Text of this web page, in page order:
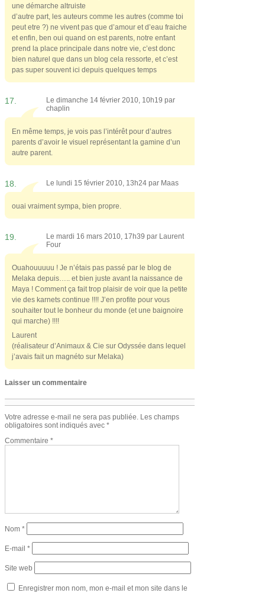
une démarche altruiste
d’autre part, les auteurs comme les autres (comme toi
peut etre ?) ne vivent pas que d’amour et d’eau fraiche
et enfin, ben oui quand on est parents, notre enfant
prend la place principale dans notre vie, c’est donc
bien naturel que dans un blog cela ressorte, et c’est
pas super souvent ici depuis quelques temps
17.
Le dimanche 14 février 2010, 10h19 par
chaplin
En même temps, je vois pas l’intérêt pour d’autres
parents d’avoir le visuel représentant la gamine d’un
autre parent.
18. Le lundi 15 février 2010, 13h24 par Maas
ouai vraiment sympa, bien propre.
19. Le mardi 16 mars 2010, 17h39 par Laurent
Four
Ouahouuuuu ! Je n’étais pas passé par le blog de
Melaka depuis….. et bien juste avant la naissance de
Maya ! Comment ça fait trop plaisir de voir que la petite
vie des karnets continue !!!! J’en profite pour vous
souhaiter tout le bonheur du monde (et une baignoire
qui marche) !!!!
Laurent
(réalisateur d’Animaux & Cie sur Odyssée dans lequel
j’avais fait un magnéto sur Melaka)
Laisser un commentaire
Votre adresse e-mail ne sera pas publiée. Les champs
obligatoires sont indiqués avec *
Commentaire *
Nom *
E-mail *
Site web
Enregistrer mon nom, mon e-mail et mon site dans le